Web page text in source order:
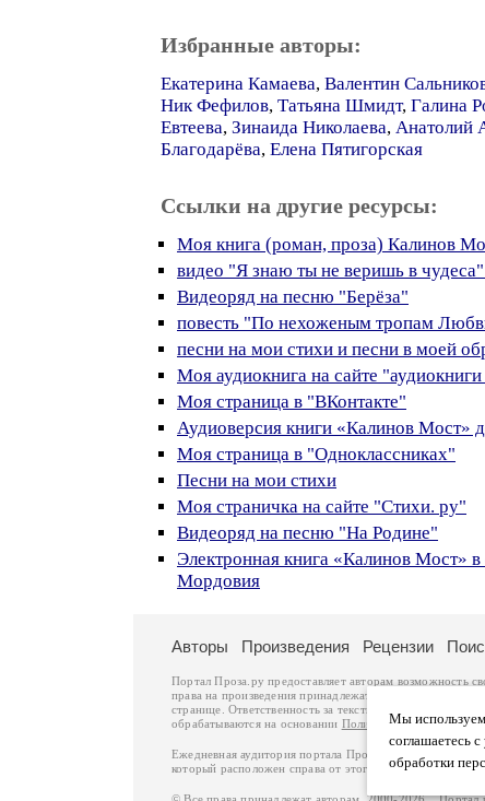
Избранные авторы:
Екатерина Камаева, Валентин
Ник Фефилов, Татьяна Шмидт, Галина
Евтеева, Зинаида Николаева, Анатолий
Благодарёва, Елена Пятигорская
Ссылки на другие ресурсы:
Моя книга (роман, проза) Калинов
видео "Я знаю ты не веришь в
Видеоряд на песню "Берёза"
повесть "По нехоженым тропам
песни на мои стихи и песни в моей
Моя аудиокнига на сайте
Моя страница в "ВКонтакте"
Аудиоверсия книги «Калинов Мост»
Моя страница в "Одноклассниках"
Песни на мои стихи
Моя страничка на сайте "Стихи. ру"
Видеоряд на песню "На Родине"
Электронная книга «Калинов Мост»
Мордовия
Мы используем
соглашаетесь
обработки
Авторы Произведения Рецензии
Портал Проза.ру предоставляет авторам возможность
права на произведения принадлежат авторам и
странице. Ответственность за тексты произведений
обрабатываются на основании Политики обработки
Ежедневная аудитория портала Проза.ру – порядка
который расположен справа от этого текста. В каждой